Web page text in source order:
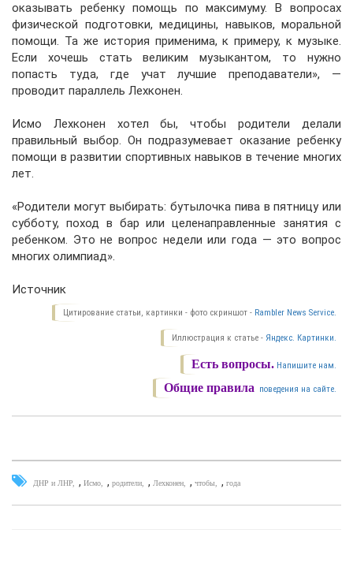
оказывать ребенку помощь по максимуму. В вопросах
физической подготовки, медицины, навыков, моральной
помощи. Та же история применима, к примеру, к музыке.
Если хочешь стать великим музыкантом, то нужно
попасть туда, где учат лучшие преподаватели», —
проводит параллель Лехконен.
Исмо Лехконен хотел бы, чтобы родители делали
правильный выбор. Он подразумевает оказание ребенку
помощи в развитии спортивных навыков в течение многих
лет.
«Родители могут выбирать: бутылочка пива в пятницу или
субботу, поход в бар или целенаправленные занятия с
ребенком. Это не вопрос недели или года — это вопрос
многих олимпиад».
Источник
Цитирование статьи, картинки - фото скриншот - Rambler News Service.
Иллюстрация к статье - Яндекс. Картинки.
Есть вопросы. Напишите нам.
Общие правила поведения на сайте.
ДНР и ЛНР , Исмо , родители , Лехконен , чтобы , года